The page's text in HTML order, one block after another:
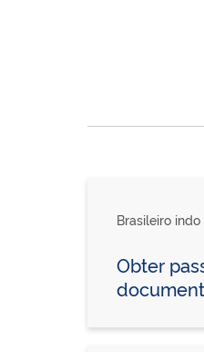
Brasileiro
Obter